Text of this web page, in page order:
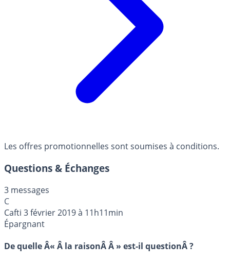
Les offres promotionnelles sont soumises à conditions.
Questions & Échanges
3 messages
C
Cafti 3 février 2019 à 11h11min
Épargnant
De quelle Â« Â la raisonÂ Â » est-il questionÂ ?